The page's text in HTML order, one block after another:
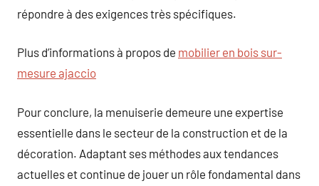
répondre à des exigences très spécifiques.
Plus d’informations à propos de mobilier en bois sur-
mesure ajaccio
Pour conclure, la menuiserie demeure une expertise
essentielle dans le secteur de la construction et de la
décoration. Adaptant ses méthodes aux tendances
actuelles et continue de jouer un rôle fondamental dans